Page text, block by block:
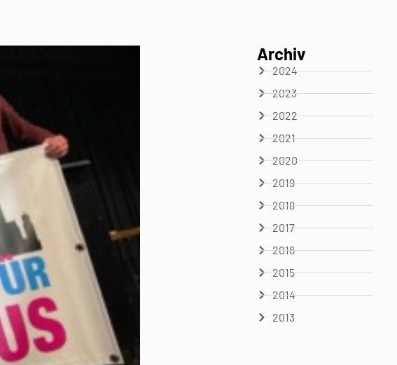
Archiv
2024
2023
2022
2021
2020
2019
2018
2017
2016
2015
2014
2013